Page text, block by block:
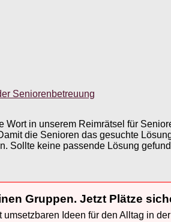
Seniorenbetreuung
in unserem Reimrätsel für
die Senioren das gesuchte
Sollte keine passende Lösung
Gruppen. Jetzt Plätze
Ideen für den Alltag in